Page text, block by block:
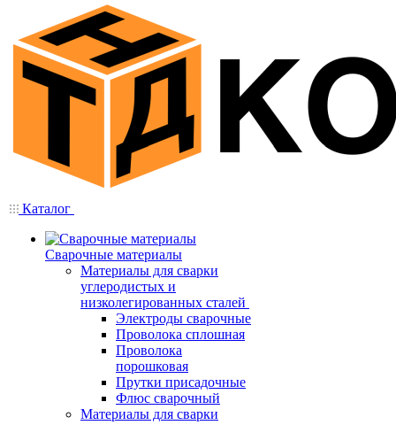
Каталог
Сварочные материалы
Материалы для сварки
углеродистых и
низколегированных сталей
Электроды сварочные
Проволока сплошная
Проволока
порошковая
Прутки присадочные
Флюс сварочный
Материалы для сварки